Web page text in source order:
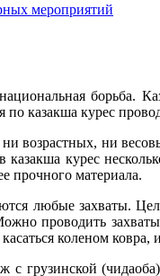
мероприятий
борьба.
по казакша курес
возрастных, ни
курес
прочного материала.
любые захваты.
проводить
коленом ковра,
с грузинской